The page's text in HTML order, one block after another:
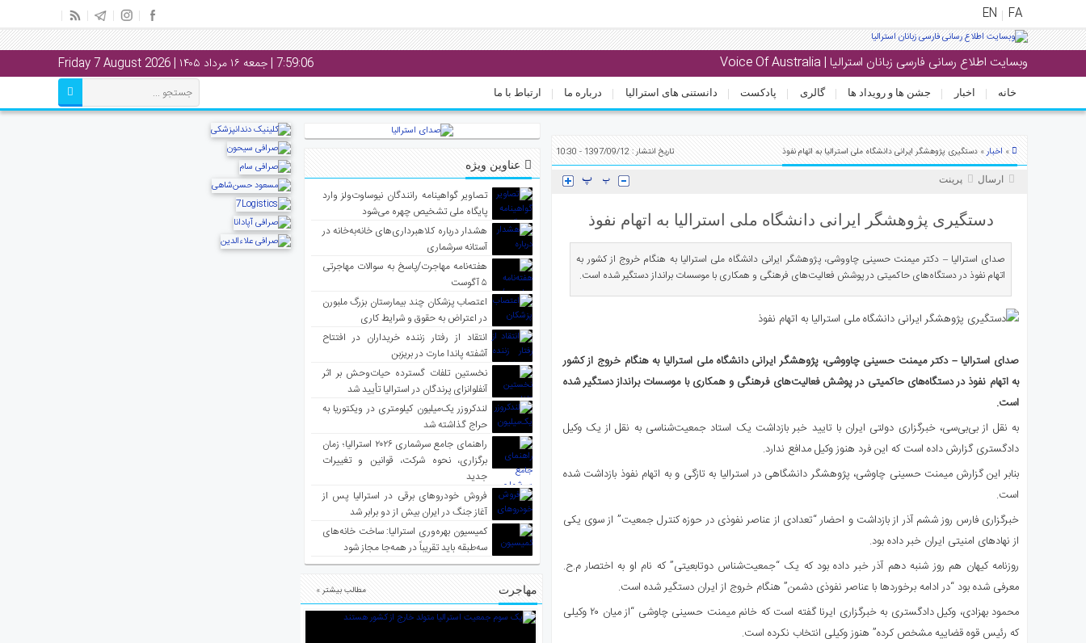
FA
EN
وبسایت اطلاع رسانی فارسی زبانان استرالیا | Voice Of Australia 7:59:07 | جمعه ۱۶ مرداد ۱۴۰۵ | Friday 7 August 2026
خانه اخبار جشن ها و رویداد ها گالری پادکست دانستنی های استرالیا درباره ما ارتباط با ما
اصلی
خانه
» اخبار» دستگیری پژوهشگر ایرانی دانشگاه ملی استرالیا به اتهام نفوذ تاریخ انتشار : 1397/09/12 - 10:30
ارسال پرینت
دستگیری پژوهشگر ایرانی دانشگاه ملی استرالیا به اتهام نفوذ
صدای استرالیا – دکتر میمنت حسینی چاووشی، پژوهشگر ایرانی دانشگاه ملی استرالیا به هنگام خروج از کشور به
اتهام نفوذ در دستگاه‌های حاکمیتی در پوشش فعالیت‌های فرهنگی و همکاری با موسسات برانداز دستگیر شده است.
صدای استرالیا – دکتر میمنت حسینی چاووشی، پژوهشگر ایرانی دانشگاه ملی استرالیا به هنگام خروج از کشور
به اتهام نفوذ در دستگاه‌های حاکمیتی در پوشش فعالیت‌های فرهنگی و همکاری با موسسات برانداز دستگیر شده
است.
به نقل از بی‌بی‌سی، خبرگزاری دولتی ایران با تایید خبر بازداشت یک استاد جمعیت‌‌شناسی به نقل از یک وکیل
دادگستری گزارش داده است که این فرد هنوز وکیل مدافع ندارد.
بنابر این گزارش میمنت حسینی چاوشی، پژوهشگر دانشگاهی در استرالیا به تازگی و به اتهام نفوذ بازداشت شده
است.
خبرگزاری فارس روز ششم آذر از بازداشت و احضار “تعدادی از عناصر نفوذی در حوزه کنترل جمعیت” از سوی یکی
از نهادهای امنیتی ایران خبر داده بود.
روزنامه کیهان هم روز شنبه دهم آذر خبر داده بود که یک “جمعیت‌شناس دوتابعیتی” که نام او به اختصار م.ح.
معرفی شده بود “در ادامه برخوردها با عناصر نفوذی دشمن” هنگام خروج از ایران دستگیر شده است.
محمود بهزادی، وکیل دادگستری به خبرگزاری ایرنا گفته است که خانم میمنت حسینی چاوشی “از میان ۲۰ وکیلی
که رئیس قوه قضاییه مشخص کرده” هنوز وکیلی انتخاب نکرده است.
عناوین ویژه
تصاویر گواهینامه رانندگان نیوساوت‌ولز وارد
پایگاه ملی تشخیص چهره می‌شود
هشدار درباره کلاهبرداری‌های خانه‌به‌خانه در
آستانه سرشماری
هفته‌نامه مهاجرت/پاسخ به سوالات مهاجرتی
۵ آگوست
اعتصاب پزشکان چند بیمارستان بزرگ ملبورن
در اعتراض به حقوق و شرایط کاری
انتقاد از رفتار زننده خریداران در افتتاح
آشفته پاندا مارت در بریزبن
نخستین تلفات گسترده حیات‌وحش بر اثر
آنفلوانزای پرندگان در استرالیا تأیید شد
لندکروزر یک‌میلیون کیلومتری در ویکتوریا به
حراج گذاشته شد
راهنمای جامع سرشماری ۲۰۲۶ استرالیا؛ زمان
برگزاری، نحوه شرکت، قوانین و تغییرات
جدید
فروش خودروهای برقی در استرالیا پس از
آغاز جنگ در ایران بیش از دو برابر شد
کمیسیون بهره‌وری استرالیا: ساخت خانه‌های
سه‌طبقه باید تقریباً در همه‌جا مجاز شود
مهاجرت مطالب بیشتر »